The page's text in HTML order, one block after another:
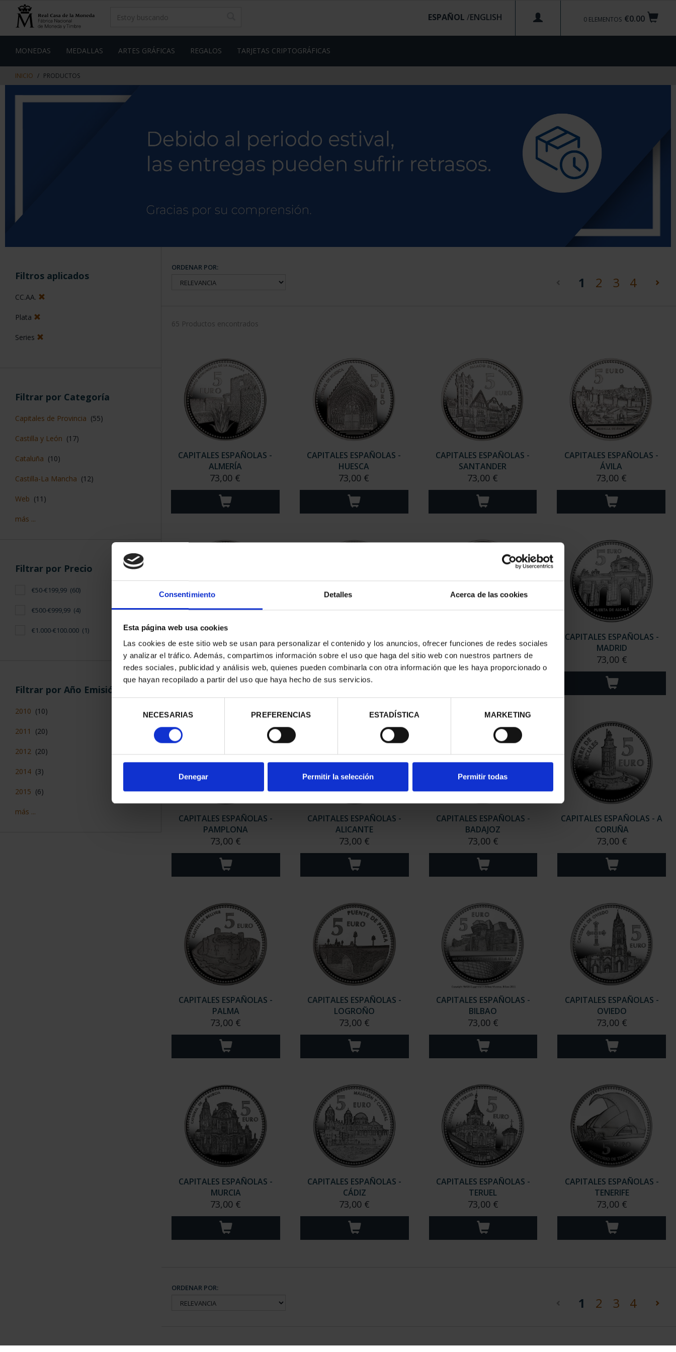
Consentimiento Detalles Acerca de las cookies
Esta página web usa cookies
Las cookies de este sitio web se usan para personalizar el contenido y los anuncios, ofrecer funciones de redes sociales
y analizar el tráfico. Además, compartimos información sobre el uso que haga del sitio web con nuestros partners de
redes sociales, publicidad y análisis web, quienes pueden combinarla con otra información que les haya proporcionado o
que hayan recopilado a partir del uso que haya hecho de sus servicios.
consentimiento
NECESARIAS PREFERENCIAS ESTADÍSTICA MARKETING
Denegar Permitir la selección Permitir todas
contenido
de
€0.00
0 ELEMENTOS
ESPAÑOL /
MONEDAS MEDALLAS ARTES GRÁFICAS REGALOS TARJETAS CRIPTOGRÁFICAS
INICIO PRODUCTOS
Filtros aplicados
CC.AA.
Plata
Series
Filtrar por Categoría
Capitales de Provincia (55)
Castilla y León (17)
Cataluña (10)
Castilla-La Mancha (12)
Web (11)
más ...
Filtrar por Precio
€50-€199,99 (60)
€500-€999,99 (4)
€1.000-€100.000 (1)
Filtrar por Año Emisión
2010 (10)
2011 (20)
2012 (20)
2014 (3)
2015 (6)
más ...
ORDENAR POR:
1 (current)
2 3 4
65 Productos encontrados
CAPITALES ESPAÑOLAS -
ALMERÍA
73,00 €
CAPITALES ESPAÑOLAS -
HUESCA
73,00 €
CAPITALES ESPAÑOLAS -
SANTANDER
73,00 €
CAPITALES ESPAÑOLAS -
ÁVILA
73,00 €
LAS PALMAS
73,00 €
BARCELONA
73,00 €
ALBACETE
73,00 €
CAPITALES ESPAÑOLAS -
MADRID
73,00 €
CAPITALES ESPAÑOLAS -
PAMPLONA
73,00 €
CAPITALES ESPAÑOLAS -
ALICANTE
73,00 €
CAPITALES ESPAÑOLAS -
BADAJOZ
73,00 €
CAPITALES ESPAÑOLAS - A
CORUÑA
73,00 €
CAPITALES ESPAÑOLAS -
PALMA
73,00 €
CAPITALES ESPAÑOLAS -
LOGROÑO
73,00 €
CAPITALES ESPAÑOLAS -
BILBAO
73,00 €
CAPITALES ESPAÑOLAS -
OVIEDO
73,00 €
CAPITALES ESPAÑOLAS -
MURCIA
73,00 €
CAPITALES ESPAÑOLAS -
CÁDIZ
73,00 €
CAPITALES ESPAÑOLAS -
TERUEL
73,00 €
CAPITALES ESPAÑOLAS -
TENERIFE
73,00 €
ORDENAR POR:
1 (current)
2 3 4